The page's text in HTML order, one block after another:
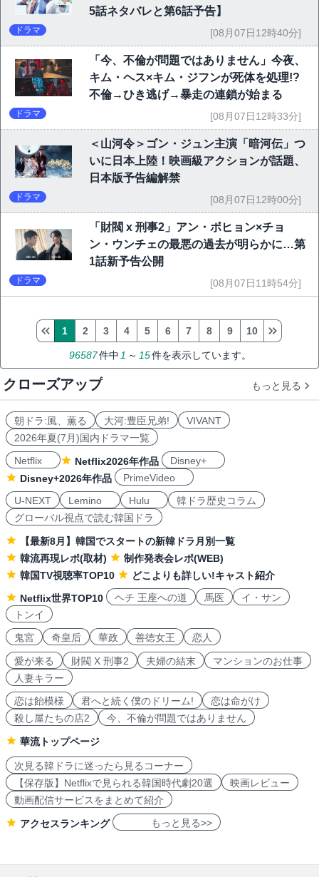
5話ネタバレと第6話予告】
ドラマ [08月07日12時40分]
「今、不倫が問題ではありません」今夜、
キム・ヘス×キム・ジフンが死体を処理!?
不倫→ひき逃げ→暴走の連鎖が始まる
ドラマ [08月07日12時33分]
＜山河令＞ゴン・ジュン主演「暗河伝」つ
いに日本上陸！映画級アクションが話題、
日本版予告編解禁
ドラマ [08月07日12時00分]
「財閥 x 刑事2」アン・ボヒョン×チョ
ン・ウンチェの最悪の過去が明らかに…第
1話新予告公開
ドラマ [08月07日11時54分]
96587件中 1 ～ 15件を表示しています。
1 2 3 4 5 6 7 8 9 10
クローズアップ もっと見る
朝ドラ:風、薫る 大河:豊臣兄弟!
VIVANT
2026年夏(7月)国内ドラマ一覧
Netflix
Netflix2026年作品
Disney+
Disney+2026年作品
PrimeVideo
U-NEXT
Lemino Hulu
韓ドラ歴史コラム
グローバル視点で読む韓国ドラ
【最新8月】韓国でスタートの新韓ドラ月別一覧
韓流再現レポ(取材)
制作発表会レポ(WEB)
韓国TV視聴率TOP10
どこよりも詳しい!キャスト紹介
Netflix世界TOP10
ヘチ 王座への道 馬医
イ・サン
トンイ
鬼宮
奇皇后 華政 善徳女王 恋人
愛が来る 財閥 X 刑事2 夫婦の結末
マンションのお仕事
人妻キラー
恋は飴模様
君へと続く僕のドリーム!
恋は命がけ
殺し屋たちの店2
今、不倫が問題ではありません
華流トップページ
次見る韓ドラに迷ったら見るコーナー
【保存版】Netflixで見られる韓国時代劇20選
映画レビュー
動画配信サービスをまとめて紹介
アクセスランキング もっと見る>>